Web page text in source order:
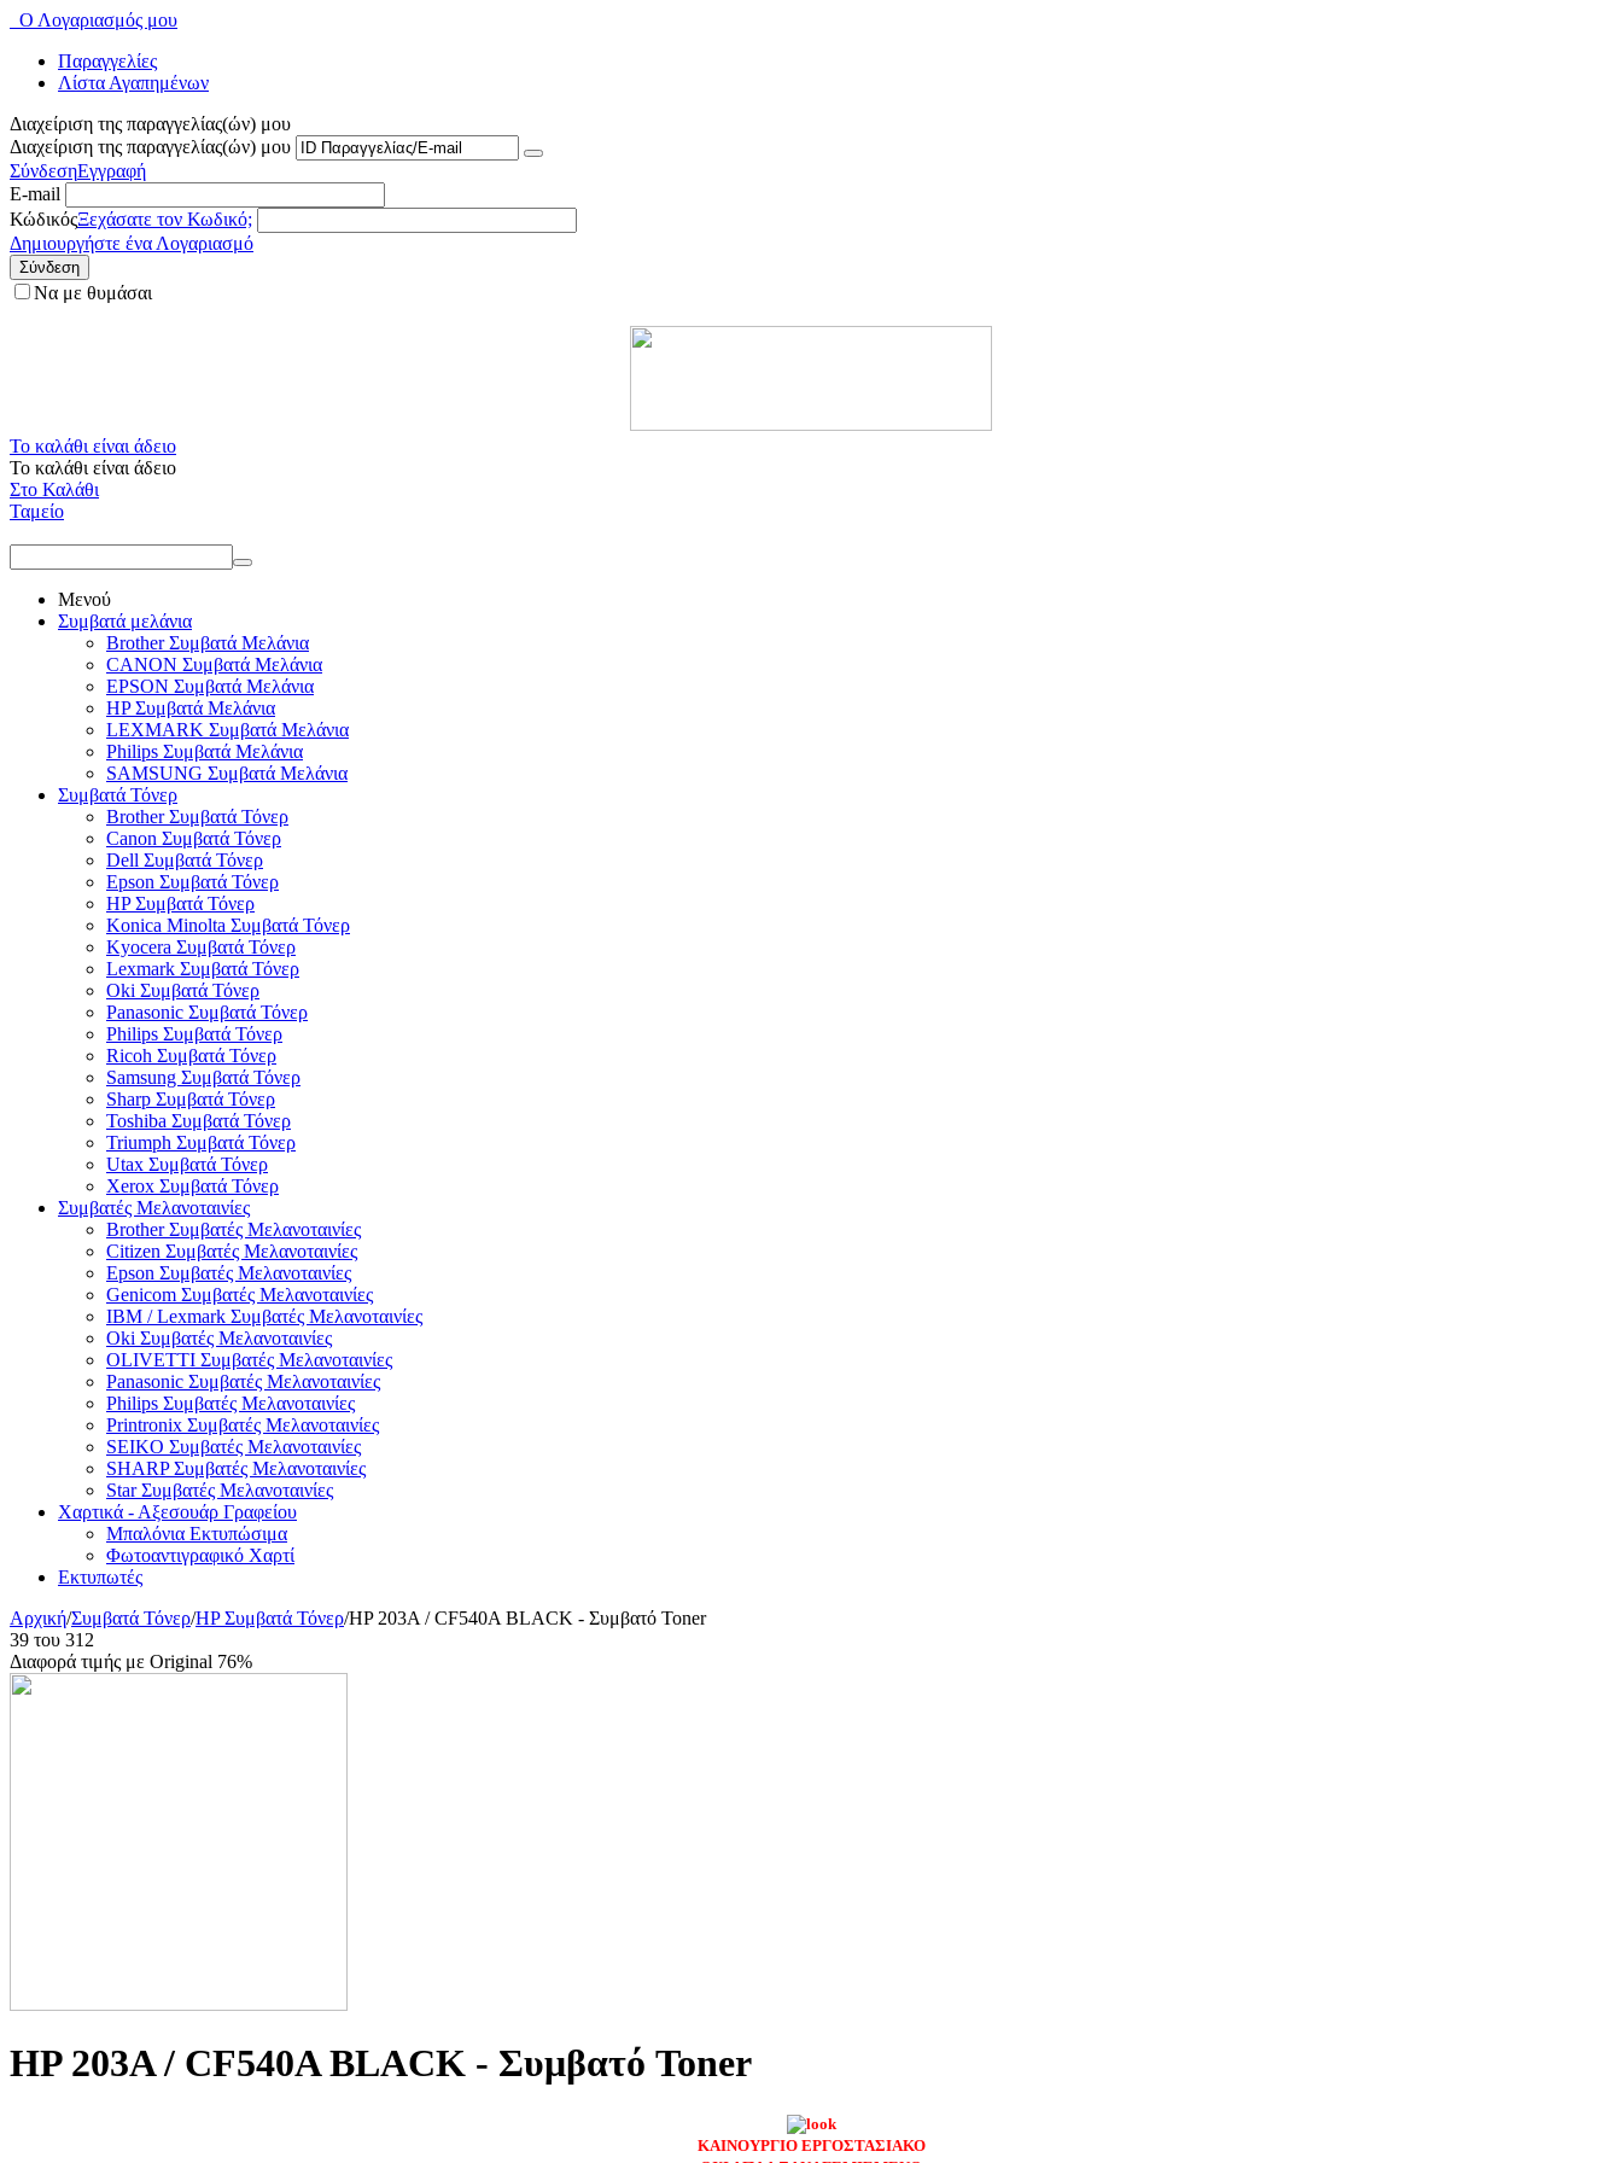
Ο Λογαριασμός μου
Παραγγελίες
Λίστα Αγαπημένων
Διαχείριση της παραγγελίας(ών) μου
Διαχείριση της παραγγελίας(ών) μου
ΣύνδεσηΕγγραφή
E-mail
ΚώδικόςΞεχάσατε τον Κωδικό;
Δημιουργήστε ένα Λογαριασμό
Σύνδεση
Να με θυμάσαι
Το καλάθι είναι άδειο
Το καλάθι είναι άδειο
Στο Καλάθι
Ταμείο
Μενού
Συμβατά μελάνια
Brother Συμβατά Μελάνια
CANON Συμβατά Μελάνια
EPSON Συμβατά Μελάνια
HP Συμβατά Μελάνια
LEXMARK Συμβατά Μελάνια
Philips Συμβατά Μελάνια
SAMSUNG Συμβατά Μελάνια
Συμβατά Τόνερ
Brother Συμβατά Τόνερ
Canon Συμβατά Τόνερ
Dell Συμβατά Τόνερ
Epson Συμβατά Τόνερ
HP Συμβατά Τόνερ
Konica Minolta Συμβατά Τόνερ
Kyocera Συμβατά Τόνερ
Lexmark Συμβατά Τόνερ
Oki Συμβατά Τόνερ
Panasonic Συμβατά Τόνερ
Philips Συμβατά Τόνερ
Ricoh Συμβατά Τόνερ
Samsung Συμβατά Τόνερ
Sharp Συμβατά Τόνερ
Toshiba Συμβατά Τόνερ
Triumph Συμβατά Τόνερ
Utax Συμβατά Τόνερ
Xerox Συμβατά Τόνερ
Συμβατές Μελανοταινίες
Brother Συμβατές Μελανοταινίες
Citizen Συμβατές Μελανοταινίες
Epson Συμβατές Μελανοταινίες
Genicom Συμβατές Μελανοταινίες
IBM / Lexmark Συμβατές Μελανοταινίες
Oki Συμβατές Μελανοταινίες
OLIVETTI Συμβατές Μελανοταινίες
Panasonic Συμβατές Μελανοταινίες
Philips Συμβατές Μελανοταινίες
Printronix Συμβατές Μελανοταινίες
SEIKO Συμβατές Μελανοταινίες
SHARP Συμβατές Μελανοταινίες
Star Συμβατές Μελανοταινίες
Χαρτικά - Αξεσουάρ Γραφείου
Μπαλόνια Εκτυπώσιμα
Φωτοαντιγραφικό Χαρτί
Εκτυπωτές
Αρχική/Συμβατά Τόνερ/HP Συμβατά Τόνερ/HP 203A / CF540A BLACK - Συμβατό Toner
39 του 312
Διαφορά τιμής με Original 76%
HP 203A / CF540A BLACK - Συμβατό Toner
ΚΑΙΝΟΥΡΓΙΟ ΕΡΓΟΣΤΑΣΙΑΚΟ